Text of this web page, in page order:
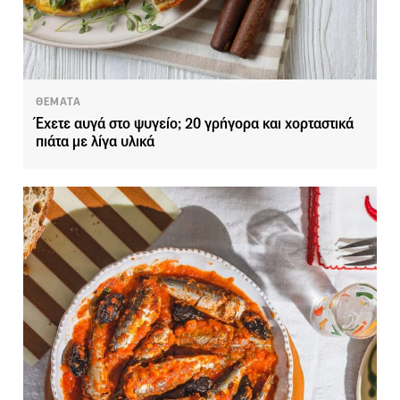
ΘΕΜΑΤΑ
Έχετε αυγά στο ψυγείο; 20 γρήγορα και χορταστικά
πιάτα με λίγα υλικά